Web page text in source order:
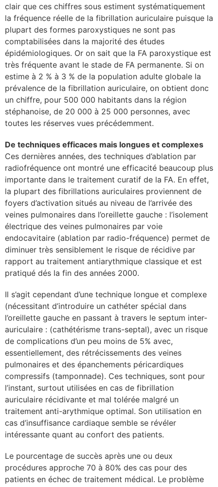
l’éditeur
un CHU
clair que ces chiffres sous estiment systématiquement
la fréquence réelle de la fibrillation auriculaire puisque la
plupart des formes paroxystiques ne sont pas
comptabilisées dans la majorité des études
épidémiologiques. Or on sait que la FA paroxystique est
très fréquente avant le stade de FA permanente. Si on
estime à 2 % à 3 % de la population adulte globale la
prévalence de la fibrillation auriculaire, on obtient donc
un chiffre, pour 500 000 habitants dans la région
stéphanoise, de 20 000 à 25 000 personnes, avec
toutes les réserves vues précédemment.
De techniques efficaces mais longues et complexes
Ces dernières années, des techniques d’ablation par
radiofréquence ont montré une efficacité beaucoup plus
importante dans le traitement curatif de la FA. En effet,
la plupart des fibrillations auriculaires proviennent de
foyers d’activation situés au niveau de l’arrivée des
veines pulmonaires dans l’oreillette gauche : l’isolement
électrique des veines pulmonaires par voie
endocavitaire (ablation par radio-fréquence) permet de
diminuer très sensiblement le risque de récidive par
rapport au traitement antiarythmique classique et est
pratiqué dés la fin des années 2000.
Il s’agit cependant d’une technique longue et complexe
(nécessitant d’introduire un cathéter spécial dans
l’oreillette gauche en passant à travers le septum inter-
auriculaire : (cathétérisme trans-septal), avec un risque
de complications d’un peu moins de 5% avec,
essentiellement, des rétrécissements des veines
pulmonaires et des épanchements péricardiques
compressifs (tamponnade). Ces techniques, sont pour
l’instant, surtout utilisées en cas de fibrillation
auriculaire récidivante et mal tolérée malgré un
traitement anti-arythmique optimal. Son utilisation en
cas d’insuffisance cardiaque semble se révéler
intéressante quant au confort des patients.
Le pourcentage de succès après une ou deux
procédures approche 70 à 80% des cas pour des
patients en échec de traitement médical. Le problème